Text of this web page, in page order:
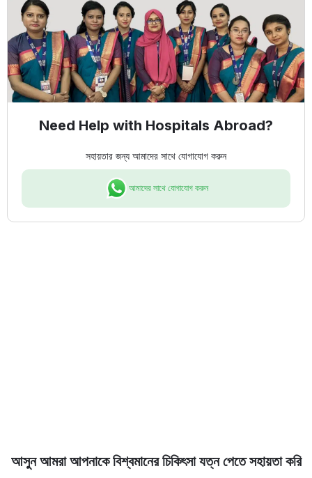
Need Help with Hospitals Abroad?
সহায়তার জন্য আমাদের সাথে যোগাযোগ করুন
আমাদের সাথে যোগাযোগ করুন
আসুন আমরা আপনাকে বিশ্বমানের চিকিৎসা যত্ন পেতে সহায়তা করি